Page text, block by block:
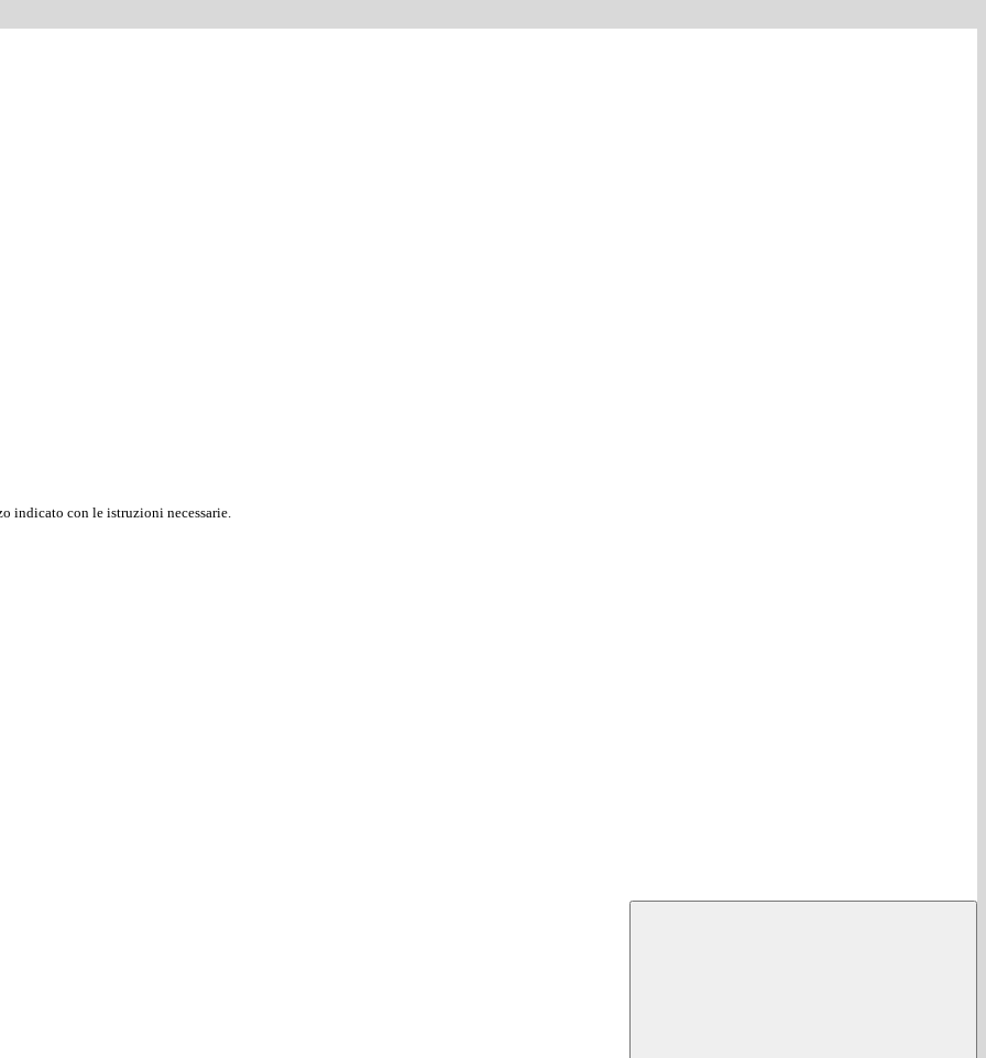
indicato con le istruzioni necessarie.